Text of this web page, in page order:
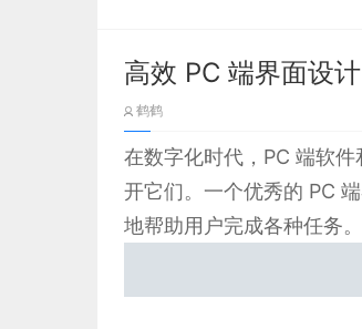
高效 PC 端界面设
鹤鹤
在数字化时代，PC 端软
开它们。一个优秀的 PC
地帮助用户完成各种任务